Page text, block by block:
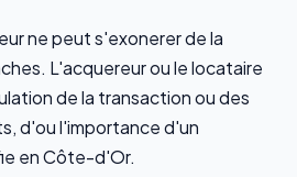
ne peut s'exonerer de la
L'acquereur ou le locataire
de la transaction ou des
d'ou l'importance d'un
en Côte-d'Or.